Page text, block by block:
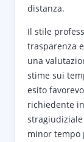
distanza.
Il stile
trasparenza
una
stime sui
esito
richiedente
minor tempo